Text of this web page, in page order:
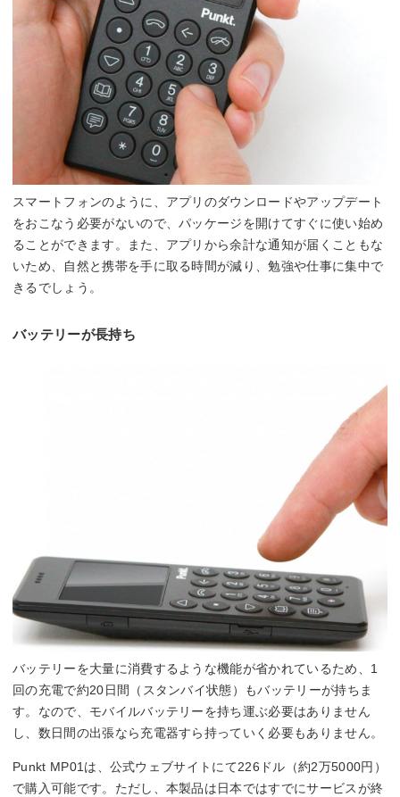
スマートフォンのように、アプリのダウンロードやアップデート
をおこなう必要がないので、パッケージを開けてすぐに使い始め
ることができます。また、アプリから余計な通知が届くこともな
いため、自然と携帯を手に取る時間が減り、勉強や仕事に集中で
きるでしょう。
バッテリーが長持ち
バッテリーを大量に消費するような機能が省かれているため、1
回の充電で約20日間（スタンバイ状態）もバッテリーが持ちま
す。なので、モバイルバッテリーを持ち運ぶ必要はありません
し、数日間の出張なら充電器すら持っていく必要もありません。
Punkt MP01は、公式ウェブサイトにて226ドル（約2万5000円）
で購入可能です。ただし、本製品は日本ではすでにサービスが終